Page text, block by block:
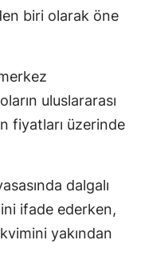
biri olarak öne
uluslararası
fiyatları üzerinde
dalgalı
ifade ederken,
yakından